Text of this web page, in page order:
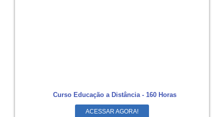
Curso Educação a Distância - 160 Horas
ACESSAR AGORA!